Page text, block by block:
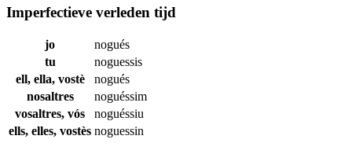
Imperfectieve verleden tijd
jo
nogués
tu
noguessis
ell, ella, vostè
nogués
nosaltres
noguéssim
vosaltres, vós
noguéssiu
ells, elles, vostès noguessin